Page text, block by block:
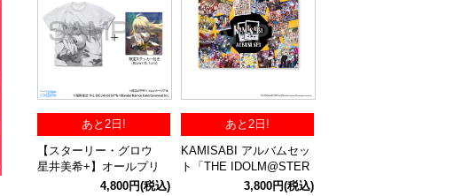
あと2日!
【スターリー・グロウ
星井美希+】オールプリ
ントTシャツ 限定セット/
4,800円(税込)
あと2日!
KAMISABI アルバムセッ
ト「THE IDOLM@STER
MILLION LIVE!」
3,800円(税込)